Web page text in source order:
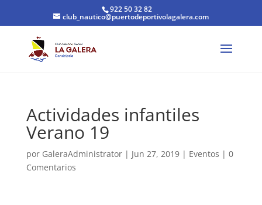
922 50 32 82
club_nautico@puertodeportivolagalera.com
Actividades infantiles
Verano 19
por GaleraAdministrator| Jun 27, 2019| Eventos | 0
Comentarios